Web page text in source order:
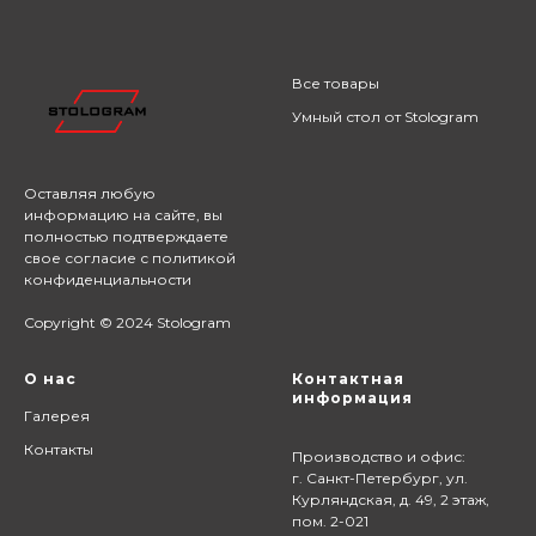
Оставляя любую
информацию на сайте, вы
полностью подтверждаете
свое согласие с политикой
конфиденциальности
Copyright © 2024 Stologram
Все товары
Умный стол от Stologram
О нас
Галерея
Контакты
Контактная
информация
Производство и офис:
г. Санкт-Петербург, ул.
Курляндская, д. 49, 2 этаж,
пом. 2-021